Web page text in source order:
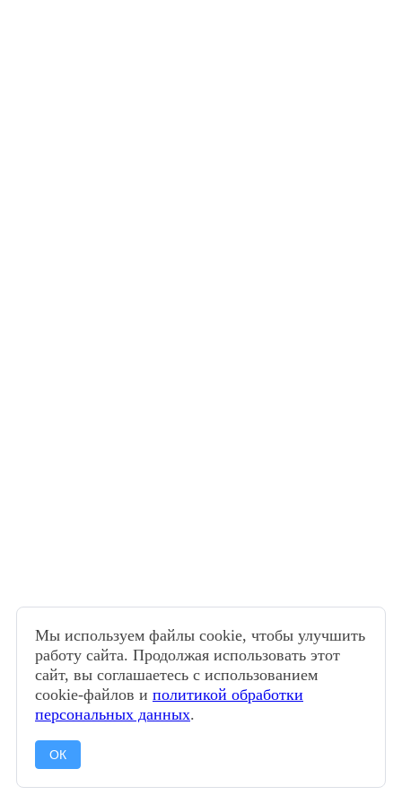
Мы используем файлы cookie, чтобы улучшить
работу сайта. Продолжая использовать этот
сайт, вы соглашаетесь с использованием
cookie-файлов и политикой обработки
персональных данных.
ОК